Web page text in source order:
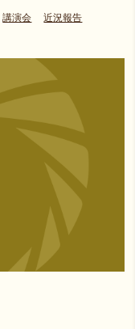
講演会 近況報告